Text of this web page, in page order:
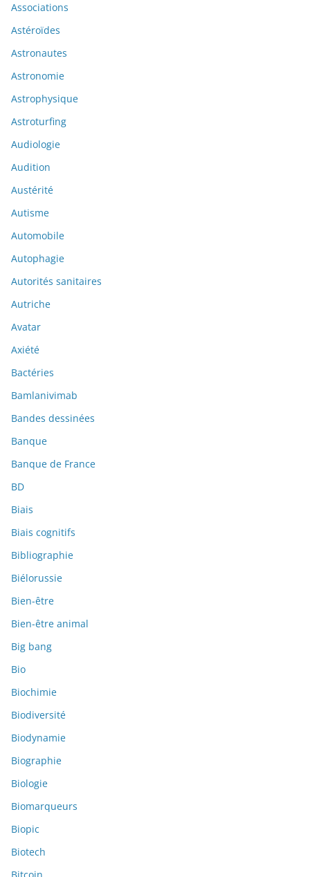
Associations
Astéroïdes
Astronautes
Astronomie
Astrophysique
Astroturfing
Audiologie
Audition
Austérité
Autisme
Automobile
Autophagie
Autorités sanitaires
Autriche
Avatar
Axiété
Bactéries
Bamlanivimab
Bandes dessinées
Banque
Banque de France
BD
Biais
Biais cognitifs
Bibliographie
Biélorussie
Bien-être
Bien-être animal
Big bang
Bio
Biochimie
Biodiversité
Biodynamie
Biographie
Biologie
Biomarqueurs
Biopic
Biotech